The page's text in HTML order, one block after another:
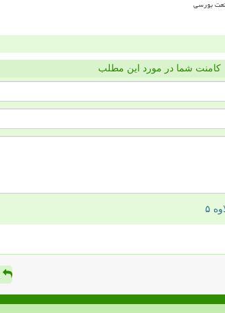
کامنت شما در مورد این مطلب